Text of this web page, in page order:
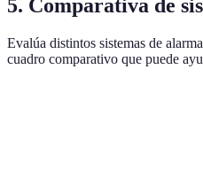
5. Comparativa de
Evalúa distintos sistemas de
cuadro comparativo que puede